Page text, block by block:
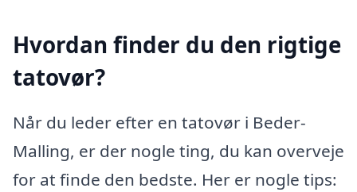
Hvordan finder du den rigtige
tatovør?
Når du leder efter en tatovør i Beder-
Malling, er der nogle ting, du kan overveje
for at finde den bedste. Her er nogle tips: